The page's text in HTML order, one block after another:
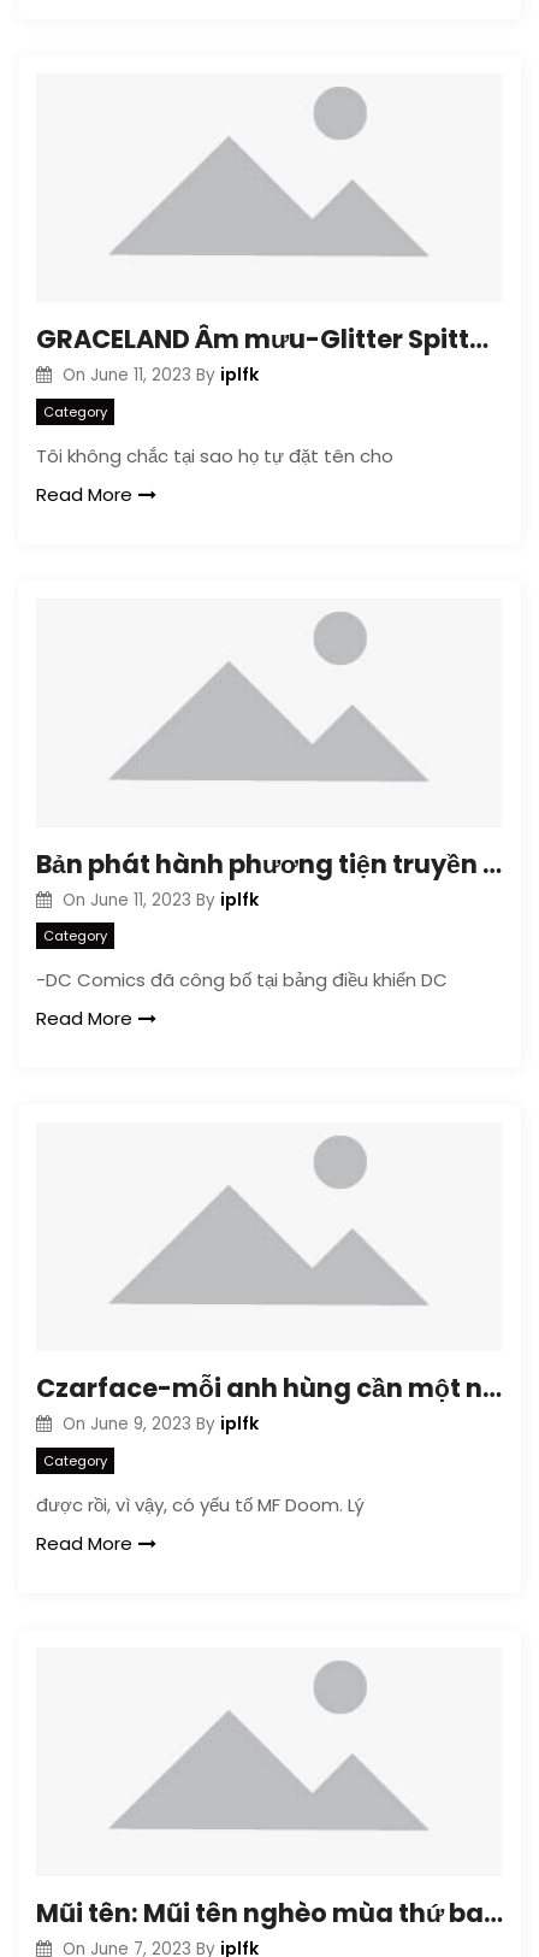
GRACELAND Âm mưu-Glitter Spitter (EP)
On June 11, 2023 By iplfk
Category
Tôi không chắc tại sao họ tự đặt tên cho
Read More
Bản phát hành phương tiện truyền thông hoàn toàn mới của Justice League of America vào năm 2013
On June 11, 2023 By iplfk
Category
-DC Comics đã công bố tại bảng điều khiển DC
Read More
Czarface-mỗi anh hùng cần một nhân vật phản diện
On June 9, 2023 By iplfk
Category
được rồi, vì vậy, có yếu tố MF Doom. Lý
Read More
Mũi tên: Mũi tên nghèo mùa thứ ba hoàn chỉnh
On June 7, 2023 By iplfk